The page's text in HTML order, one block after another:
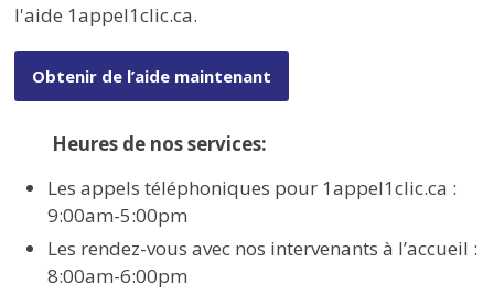
l'aide 1appel1clic.ca.
Obtenir de l’aide maintenant
Heures de nos services:
Les appels téléphoniques pour 1appel1clic.ca :
9:00am-5:00pm
Les rendez-vous avec nos intervenants à l’accueil :
8:00am-6:00pm